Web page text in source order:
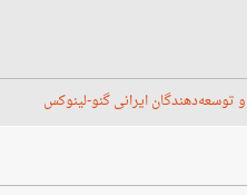
توسعه‌دهندگان ایرانی گنو-لینوکس